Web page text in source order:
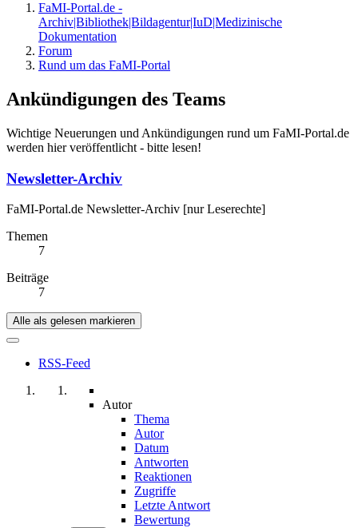
FaMI-Portal.de -
Archiv|Bibliothek|Bildagentur|IuD|Medizinische
Dokumentation
Forum
Rund um das FaMI-Portal
Ankündigungen des Teams
Wichtige Neuerungen und Ankündigungen rund um FaMI-Portal.de
werden hier veröffentlicht - bitte lesen!
Newsletter-Archiv
FaMI-Portal.de Newsletter-Archiv [nur Leserechte]
Themen
7
Beiträge
7
Alle als gelesen markieren
RSS-Feed
Autor
Thema
Autor
Datum
Antworten
Reaktionen
Zugriffe
Letzte Antwort
Bewertung